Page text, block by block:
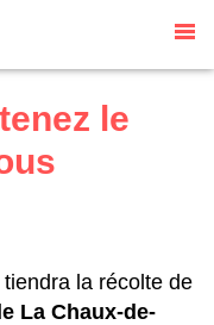
le
la récolte de
La Chaux-de-